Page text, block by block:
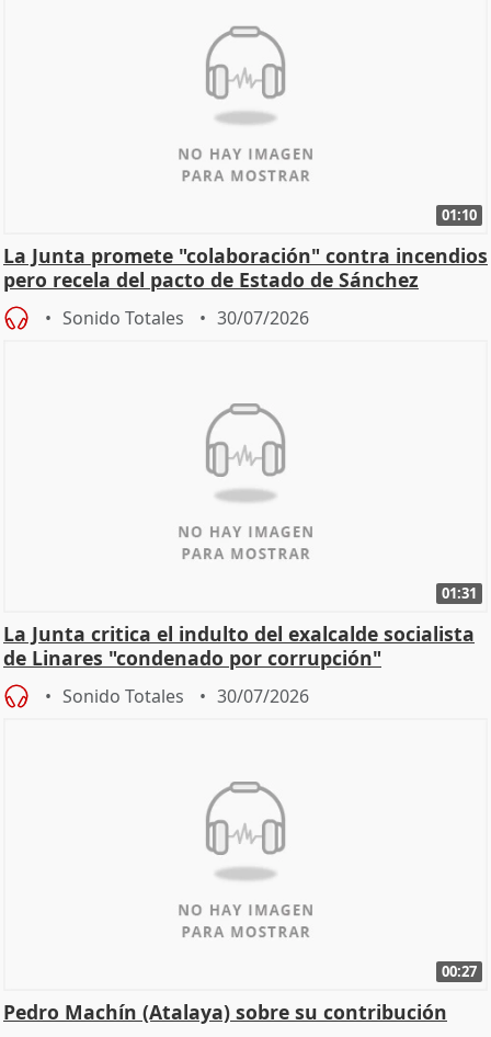
01:10
La Junta promete "colaboración" contra incendios
pero recela del pacto de Estado de Sánchez
Sonido Totales 30/07/2026
01:31
La Junta critica el indulto del exalcalde socialista
de Linares "condenado por corrupción"
Sonido Totales 30/07/2026
00:27
Pedro Machín (Atalaya) sobre su contribución